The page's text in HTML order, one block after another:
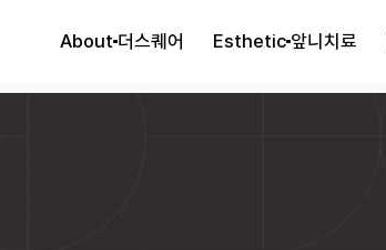
About더스퀘어 Esthetic앞니치료